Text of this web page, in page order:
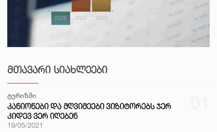
ᲛᲗᲐᲕᲐᲠᲘ ᲡᲘᲐᲮᲚᲔᲔᲑᲘ
ტურიზმი
ᲙᲐᲜᲘᲝᲜᲔᲑᲘ ᲓᲐ ᲛᲦᲕᲘᲛᲔᲔᲑᲘ ᲕᲘᲖᲘᲢᲝᲠᲔᲑᲡ ᲯᲔᲠ
ᲙᲘᲓᲔᲕ ᲕᲔᲠ ᲘᲦᲔᲑᲔᲜ
19/05/2021